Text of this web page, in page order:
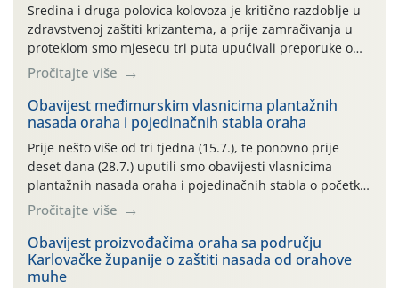
Sredina i druga polovica kolovoza je kritično razdoblje u
zdravstvenoj zaštiti krizantema, a prije zamračivanja u
proteklom smo mjesecu tri puta upućivali preporuke o
preventivnim mjerama zaštite krizantema od najčešćih
uzročnika bolesti, štetnika i fito-fagnih grinja (23.7., 14.7.,
06.7.)! Na početku ovog mjeseca je zabilježeno je
povijesno i ekstremno vruće meteorološko razdoblje, uz
najviše temperature […]
Pročitajte više
Obavijest međimurskim vlasnicima plantažnih
nasada oraha i pojedinačnih stabla oraha
Prije nešto više od tri tjedna (15.7.), te ponovno prije
deset dana (28.7.) uputili smo obavijesti vlasnicima
plantažnih nasada oraha i pojedinačnih stabla o početku
leta i ovogodišnjoj potrebi usmjerenog suzbijanja
orahove muhe (Rhagoletis completa)! Već dvanaest dana
traje drugi ovogodišnji “toplinski udar”, koji naročito
izražen zadnja šest dana (31.7.-05.8.), jer najviše
temperature zraka svakodnevno […]
Pročitajte više
Obavijest proizvođačima oraha sa području
Karlovačke županije o zaštiti nasada od orahove
muhe